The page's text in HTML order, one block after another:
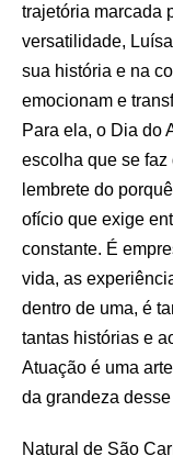
trajetória marcada
versatilidade,
sua história e na
emocionam e
Para ela, o Dia do
escolha que se faz
lembrete do
ofício que exige
constante. É
vida, as
dentro de uma, é
tantas histórias e
Atuação é uma
da grandeza
Natural de São